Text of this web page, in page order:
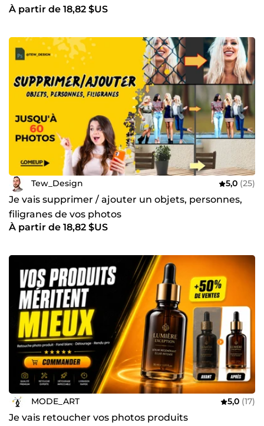
À partir de 18,82 $US
Tew_Design 5,0 (25)
Je vais supprimer / ajouter un objets, personnes,
filigranes de vos photos
À partir de 18,82 $US
MODE_ART 5,0 (17)
Je vais retoucher vos photos produits